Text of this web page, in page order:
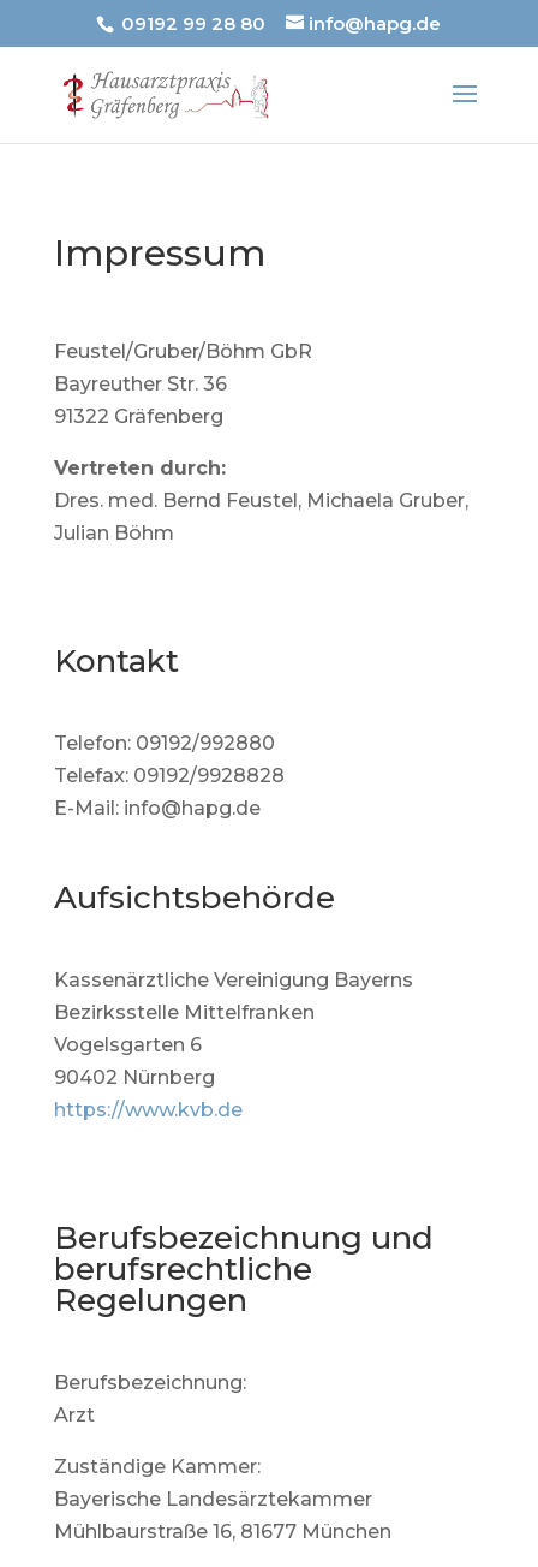
09192 99 28 80 info@hapg.de
Impressum
Feustel/Gruber/Böhm GbR
Bayreuther Str. 36
91322 Gräfenberg
Vertreten durch:
Dres. med. Bernd Feustel, Michaela Gruber,
Julian Böhm
Kontakt
Telefon: 09192/992880
Telefax: 09192/9928828
E-Mail: info@hapg.de
Aufsichtsbehörde
Kassenärztliche Vereinigung Bayerns
Bezirksstelle Mittelfranken
Vogelsgarten 6
90402 Nürnberg
https://www.kvb.de
Berufsbezeichnung und
berufsrechtliche
Regelungen
Berufsbezeichnung:
Arzt
Zuständige Kammer:
Bayerische Landesärztekammer
Mühlbaurstraße 16, 81677 München